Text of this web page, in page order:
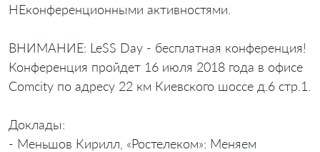
НЕконференционными активностями.
ВНИМАНИЕ: LeSS Day - бесплатная конференция!
Конференция пройдет 16 июля 2018 года в офисе
Comcity по адресу 22 км Киевского шоссе д.6 стр.1.
Доклады:
- Меньшов Кирилл, «Ростелеком»: Меняем